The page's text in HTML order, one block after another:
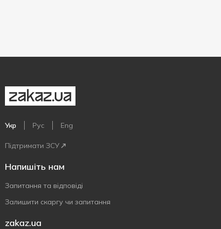
Укр Рус Eng
Підтримати ЗСУ
Напишіть нам
Запитання та відповіді
Залишити скаргу чи запитання
zakaz.ua